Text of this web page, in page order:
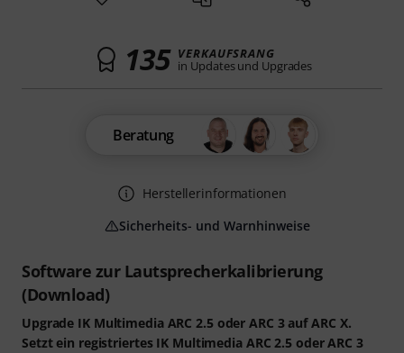
Software zur Lautsprecherkalibrierung
(Download)
Upgrade IK Multimedia ARC 2.5 oder ARC 3 auf ARC X.
Setzt ein registriertes IK Multimedia ARC 2.5 oder ARC 3
135 VERKAUFSRANG
in Updates und Upgrades
Beratung
Herstellerinformationen
Sicherheits- und Warnhinweise